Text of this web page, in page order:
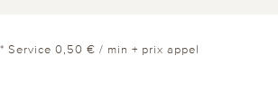
* Service 0,50 € / min + prix appel